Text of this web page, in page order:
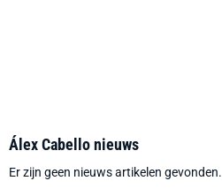
Álex Cabello nieuws
Er zijn geen nieuws artikelen gevonden.